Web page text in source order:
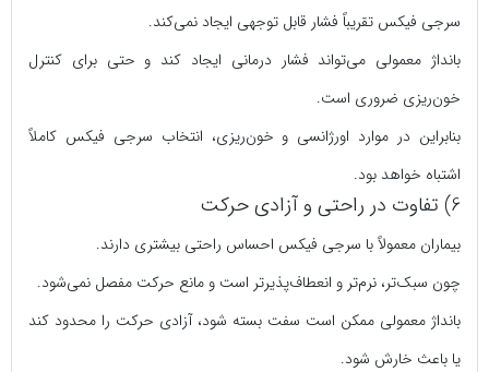
سرجی‌ فیکس تقریباً فشار قابل‌ توجهی ایجاد نمی‌کند.
بانداژ معمولی می‌تواند فشار درمانی ایجاد کند و حتی برای کنترل
خون‌ریزی ضروری است.
بنابراین در موارد اورژانسی و خون‌ریزی، انتخاب سرجی‌ فیکس کاملاً
اشتباه خواهد بود.
6) تفاوت در راحتی و آزادی حرکت
بیماران معمولاً با سرجی‌ فیکس احساس راحتی بیشتری دارند.
چون سبک‌تر، نرم‌تر و انعطاف‌پذیرتر است و مانع حرکت مفصل نمی‌شود.
بانداژ معمولی ممکن است سفت‌ بسته شود، آزادی حرکت را محدود کند
یا باعث خارش شود.